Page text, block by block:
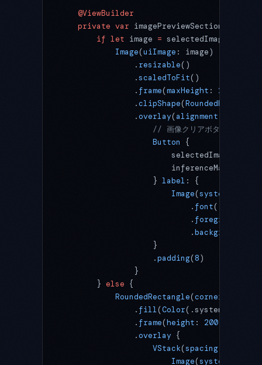
    @ViewBuilder
    private
var imagePreviewSection:
        if
let image = selectedImage {
            Image
(uiImage : image)
                .
resizable()
                .
scaledToFit()
                .
frame(maxHeight : 280
                .
clipShape(RoundedRectangle
                .
overlay(alignment
                    // 画像クリアボタン
                    Button
{
                        selectedImage
                    }
label : {
                        Image
(systemName
                            .
font(.title2)
                            .
                            .
background
                    }
                    .
padding(8)
                }
        }
else {
            RoundedRectangle
(cornerRadius
                .
fill(Color(.systemGray6))
                .
frame(height : 200
                .
overlay {
                    VStack
(spacing
                        Image
(systemName